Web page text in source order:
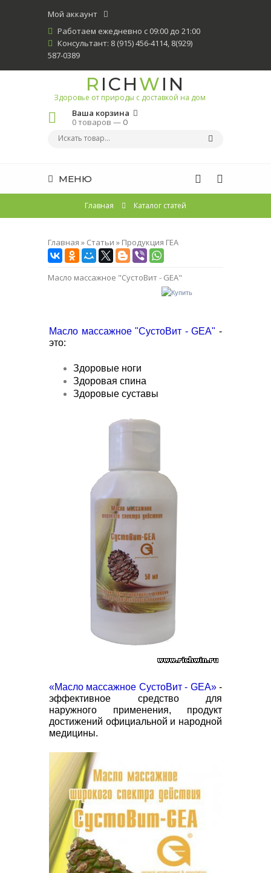
Мой аккаунт
Работаем ежедневно с 09:00 до 21:00
Консультант: 8 (915) 456-4114, 8(929)
587-0389
R ICHWIN
Здоровье от природы с доставкой на дом
Ваша корзина
0 товаров —0
МЕНЮ
Главная Каталог статей
Главная » Статьи » Продукция ГЕА
Масло массажное "СустоВит - GEA"
Масло массажное "СустоВит - GEA" -
это:
Здоровые ноги
Здоровая спина
Здоровые суставы
«Масло массажное СустоВит - GEA»-
эффективное средство для
наружного применения, продукт
достижений официальной и народной
медицины.